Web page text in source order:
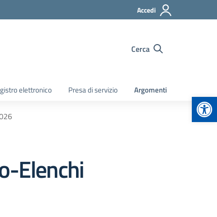
Accedi
Cerca
elettronico Presa di servizio Argomenti
Elenchi